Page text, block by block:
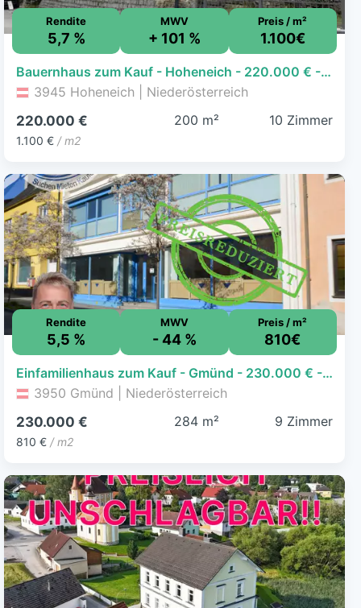
Rendite
5,7 %
MWV
+ 101 %
Preis / m²
1.100€
Bauernhaus zum Kauf - Hoheneich - 220.000 € - 10 Zimmer, 200 m²
3945 Hoheneich | Niederösterreich
220.000 €
1.100 € / m2
200 m² 10 Zimmer
Rendite
5,5 %
MWV
- 44 %
Preis / m²
810€
Einfamilienhaus zum Kauf - Gmünd - 230.000 € - 9 Zimmer, 284 m², 237 m² Grundstück
3950 Gmünd | Niederösterreich
230.000 €
810 € / m2
284 m² 9 Zimmer